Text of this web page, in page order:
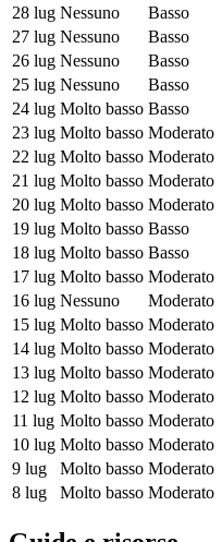
28 lug Nessuno Basso
27 lug Nessuno Basso
26 lug Nessuno Basso
25 lug Nessuno Basso
24 lug Molto basso Basso
23 lug Molto basso Moderato
22 lug Molto basso Moderato
21 lug Molto basso Moderato
20 lug Molto basso Moderato
19 lug Molto basso Basso
18 lug Molto basso Basso
17 lug Molto basso Moderato
16 lug Nessuno Moderato
15 lug Molto basso Moderato
14 lug Molto basso Moderato
13 lug Molto basso Moderato
12 lug Molto basso Moderato
11 lug Molto basso Moderato
10 lug Molto basso Moderato
9 lug
Molto basso Moderato
8 lug
Molto basso Moderato